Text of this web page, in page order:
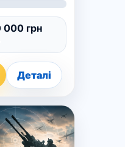
000 грн
Деталі